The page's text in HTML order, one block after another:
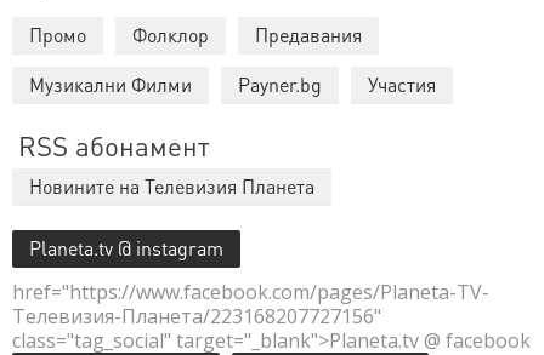
Промо Фолклор
Предавания
Музикални Филми
Payner.bg Участия
RSS абонамент
Новините на Телевизия Планета
Planeta.tv @ instagram
href="https://www.facebook.com/pages/Planeta-TV-
Телевизия-Планета/223168207727156"
class="tag_social" target="_blank">Planeta.tv @ facebook